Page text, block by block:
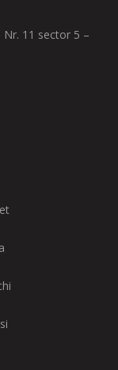
Nr. 11 sector 5 –